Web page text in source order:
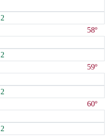
2
58º
2
59º
2
60º
2